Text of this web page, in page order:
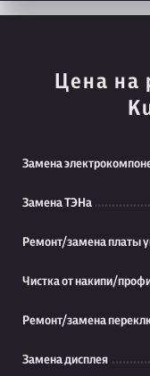
Цена на
Замена
Замена ТЭНа
Ремонт/замена платы
Чистка от накипи/
Ремонт/замена
Замена дисплея